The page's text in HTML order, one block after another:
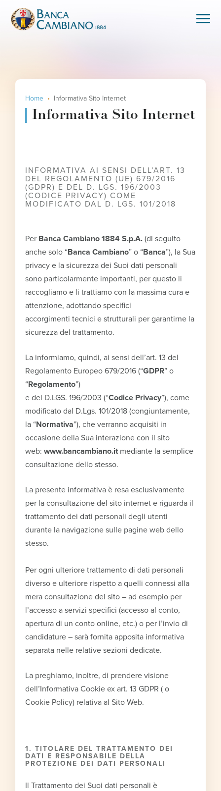
Home Informativa Sito Internet
Informativa Sito Internet
INFORMATIVA AI SENSI DELL’ART. 13
DEL REGOLAMENTO (UE) 679/2016
(GDPR) E DEL D. LGS. 196/2003
(CODICE PRIVACY) COME
MODIFICATO DAL D. LGS. 101/2018
Per Banca Cambiano 1884 S.p.A. (di seguito
anche solo “Banca Cambiano” o “Banca”), la Sua
privacy e la sicurezza dei Suoi dati personali
sono particolarmente importanti, per questo li
raccogliamo e li trattiamo con la massima cura e
attenzione, adottando specifici
accorgimenti tecnici e strutturali per garantirne la
sicurezza del trattamento.
La informiamo, quindi, ai sensi dell’art. 13 del
Regolamento Europeo 679/2016 (“GDPR” o
“Regolamento”)
e del D.LGS. 196/2003 (“Codice Privacy”), come
modificato dal D.Lgs. 101/2018 (congiuntamente,
la “Normativa”), che verranno acquisiti in
occasione della Sua interazione con il sito
web:www.bancambiano.itmediante la semplice
consultazione dello stesso.
La presente informativa è resa esclusivamente
per la consultazione del sito internet e riguarda il
trattamento dei dati personali degli utenti
durante la navigazione sulle pagine web dello
stesso.
Per ogni ulteriore trattamento di dati personali
diverso e ulteriore rispetto a quelli connessi alla
mera consultazione del sito – ad esempio per
l’accesso a servizi specifici (accesso al conto,
apertura di un conto online, etc.) o per l’invio di
candidature – sarà fornita apposita informativa
separata nelle relative sezioni dedicate.
La preghiamo, inoltre, di prendere visione
dell’Informativa Cookie ex art. 13 GDPR ( o
Cookie Policy) relativa al Sito Web.
1. TITOLARE DEL TRATTAMENTO DEI
DATI E RESPONSABILE DELLA
PROTEZIONE DEI DATI PERSONALI
Il Trattamento dei Suoi dati personali è